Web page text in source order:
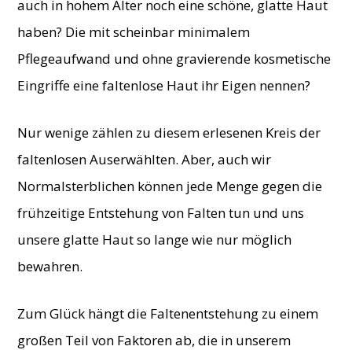
auch in hohem Alter noch eine schöne, glatte Haut
haben? Die mit scheinbar minimalem
Pflegeaufwand und ohne gravierende kosmetische
Eingriffe eine faltenlose Haut ihr Eigen nennen?
Nur wenige zählen zu diesem erlesenen Kreis der
faltenlosen Auserwählten. Aber, auch wir
Normalsterblichen können jede Menge gegen die
frühzeitige Entstehung von Falten tun und uns
unsere glatte Haut so lange wie nur möglich
bewahren.
Zum Glück hängt die Faltenentstehung zu einem
großen Teil von Faktoren ab, die in unserem